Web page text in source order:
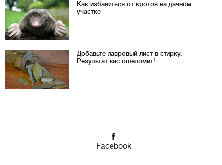
Как избавиться от кротов на дачном
участке
Добавьте лавровый лист в стирку.
Результат вас ошеломит!
Facebook